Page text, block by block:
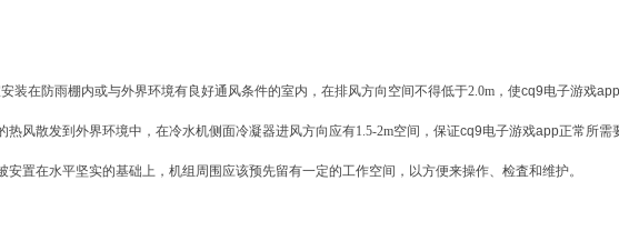
装在防雨棚内或与外界环境有良好通风条件的室内，在排风方向空间不得低于2.0m，使cq9电子游戏app
热风散发到外界环境中，在冷水机侧面冷凝器进风方向应有1.5-2m空间，保证cq9电子游戏app正常所需
安置在水平坚实的基础上，机组周围应该预先留有一定的工作空间，以方便来操作、检査和维护。